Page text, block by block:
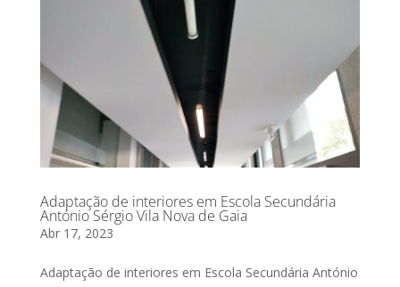
Adaptação de interiores em Escola Secundária
António Sérgio Vila Nova de Gaia
Abr 17, 2023
Adaptação de interiores em Escola Secundária António